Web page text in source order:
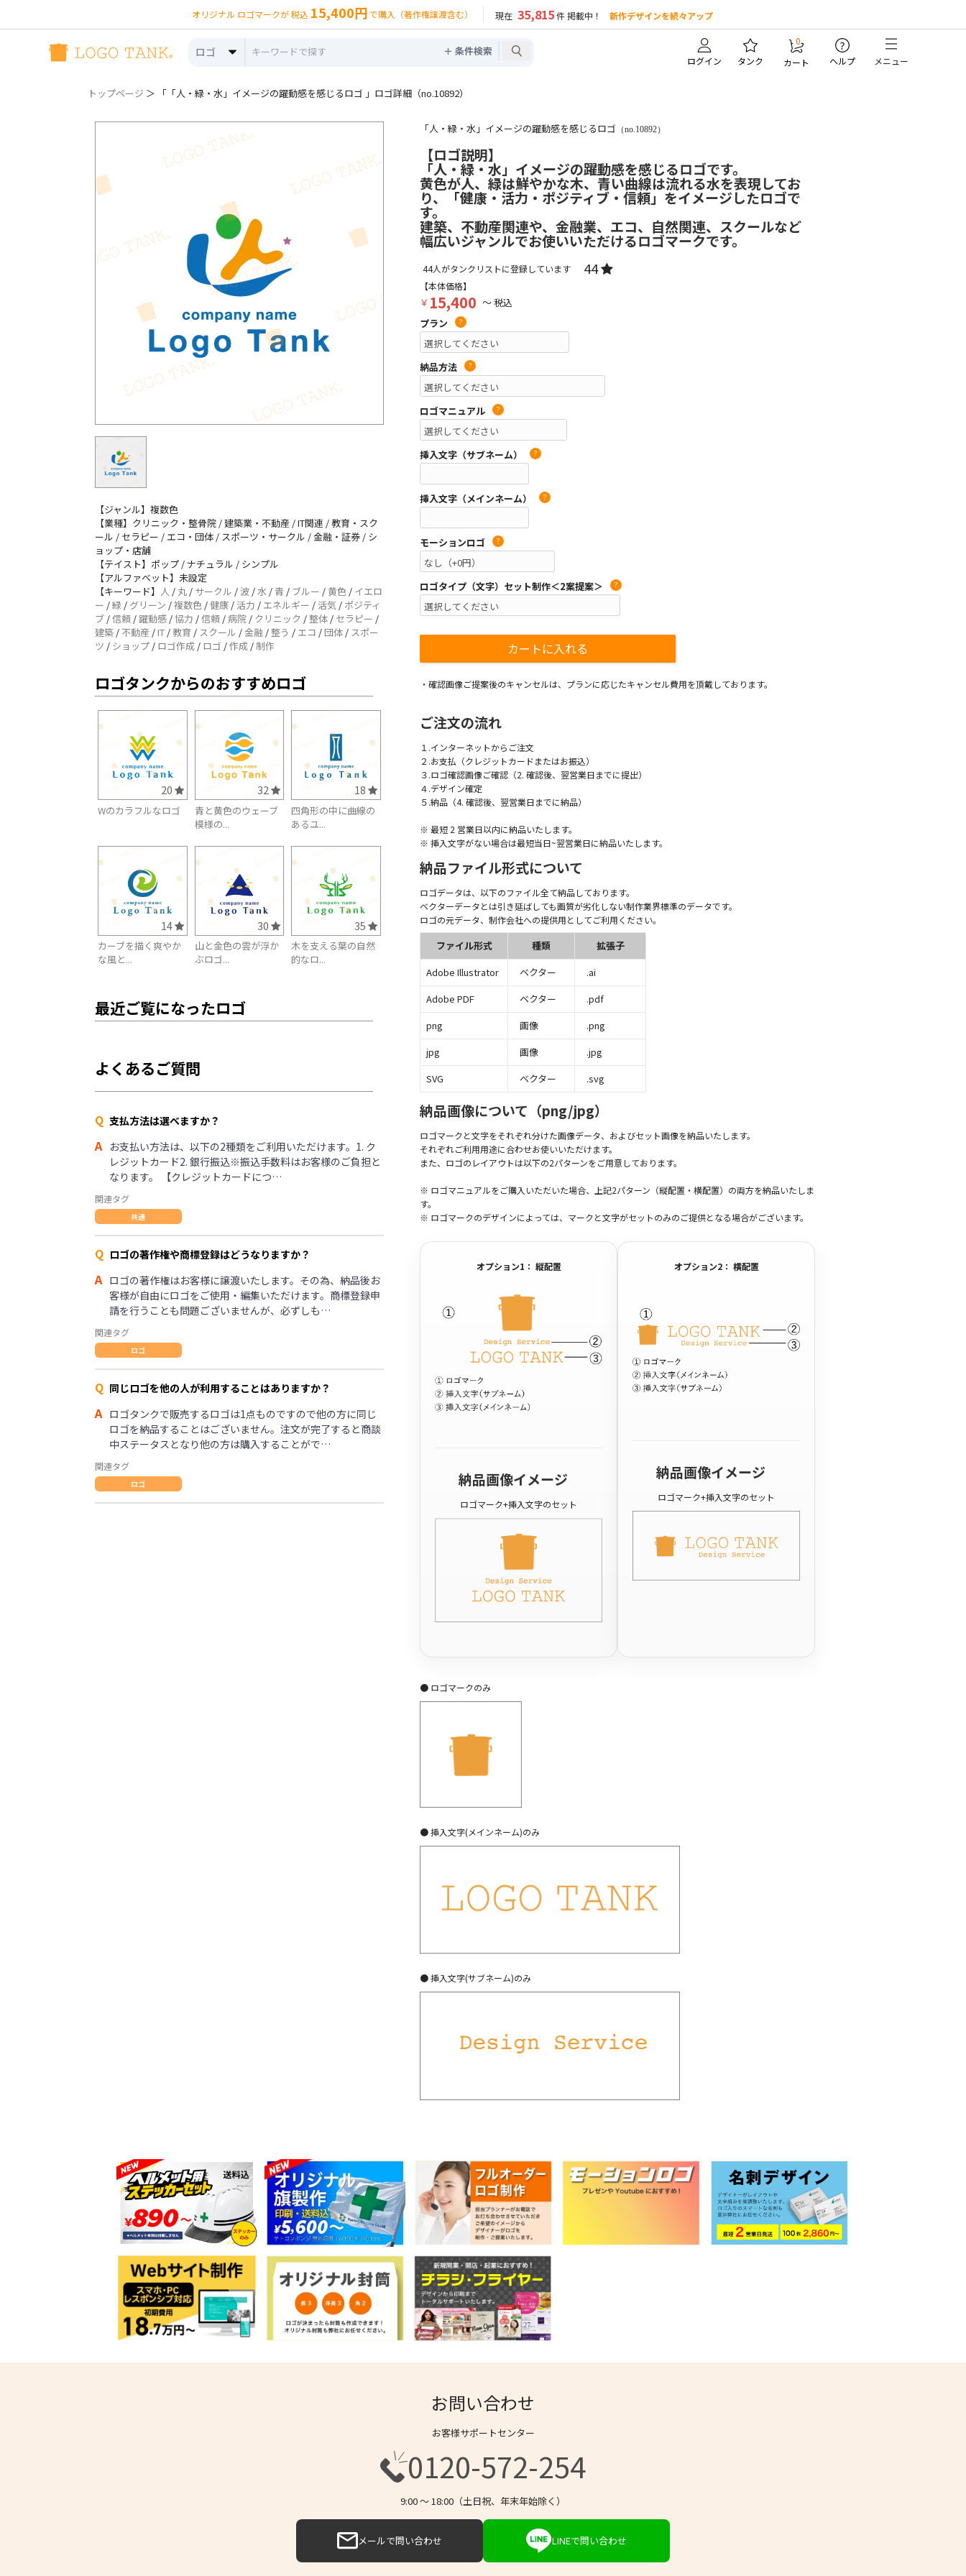
オリジナル ロゴマークが 税込 15,400円 で購入（著作権譲渡含む） 現在 35,815件 掲載中！ 新作デザインを続々アップ
ロゴ ＋ 条件検索
ログイン タンク
0
カート
?
ヘルプ メニュー
トップページ ＞ 「「人・緑・水」イメージの躍動感を感じるロゴ 」ロゴ詳細（no.10892）
【ジャンル】複数色
【業種】クリニック・整骨院 / 建築業・不動産 / IT関連 / 教育・スク
ール / セラピー / エコ・団体 / スポーツ・サークル / 金融・証券 / シ
ョップ・店舗
【テイスト】ポップ / ナチュラル / シンプル
【アルファベット】未設定
【キーワード】 人 / 丸 / サークル /波 /水 / 青 / ブルー /黄色 / イエロ
ー /緑 / グリーン /複数色 /健康 / 活力 / エネルギー / 活気 / ポジティ
ブ /信頼 / 躍動感 /協力 /信頼 /病院 / クリニック /整体 / セラピー /
建築 / 不動産 /IT / 教育 / スクール / 金融 /整う / エコ /団体 / スポー
ツ / ショップ / ロゴ作成 / ロゴ /作成 / 制作
ロゴタンクからのおすすめロゴ
20
Wのカラフルなロゴ
32
青と黄色のウェーブ
模様の...
18
四角形の中に曲線の
あるユ...
14
カーブを描く爽やか
な風と...
30
山と金色の雲が浮か
ぶロゴ...
35
木を支える葉の自然
的なロ...
最近ご覧になったロゴ
よくあるご質問
Q 支払方法は選べますか？
A お支払い方法は、以下の2種類をご利用いただけます。1. ク
レジットカード2. 銀行振込※振込手数料はお客様のご負担と
なります。 【クレジットカードにつ…
関連タグ
共通
Q ロゴの著作権や商標登録はどうなりますか？
A ロゴの著作権はお客様に譲渡いたします。その為、納品後お
客様が自由にロゴをご使用・編集いただけます。商標登録申
請を行うことも問題ございませんが、必ずしも…
関連タグ
ロゴ
Q 同じロゴを他の人が利用することはありますか？
A ロゴタンクで販売するロゴは1点ものですので他の方に同じ
ロゴを納品することはございません。注文が完了すると商談
中ステータスとなり他の方は購入することがで…
関連タグ
ロゴ
「人・緑・水」イメージの躍動感を感じるロゴ （no.10892）
【ロゴ説明】
「人・緑・水」イメージの躍動感を感じるロゴです。
黄色が人、緑は鮮やかな木、青い曲線は流れる水を表現してお
り、「健康・活力・ポジティブ・信頼」をイメージしたロゴで
す。
建築、不動産関連や、金融業、エコ、自然関連、スクールなど
幅広いジャンルでお使いいただけるロゴマークです。
44人がタンクリストに登録しています 44
【本体価格】
￥ 15,400 ～ 税込
プラン
?
納品方法 ?
ロゴマニュアル ?
挿入文字（サブネーム） ?
挿入文字（メインネーム） ?
モーションロゴ ?
ロゴタイプ（文字）セット制作＜2案提案＞ ?
・確認画像ご提案後のキャンセルは、プランに応じたキャンセル費用を頂戴しております。
ご注文の流れ
１.インターネットからご注文
２.お支払（クレジットカードまたはお振込）
３.ロゴ確認画像ご確認（2. 確認後、翌営業日までに提出）
４.デザイン確定
５.納品（4. 確認後、翌営業日までに納品）
※ 最短 2 営業日以内に納品いたします。
※ 挿入文字がない場合は最短当日~翌営業日に納品いたします。
納品ファイル形式について
ロゴデータは、以下のファイル全て納品しております。
ベクターデータとは引き延ばしても画質が劣化しない制作業界標準のデータです。
ロゴの元データ、制作会社への提供用としてご利用ください。
ファイル形式 種類
拡張子
Adobe Illustrator
ベクター
.ai
Adobe PDF
ベクター
.pdf
png
画像
.png
jpg
画像
.jpg
SVG
ベクター .svg
納品画像について（png/jpg）
ロゴマークと文字をそれぞれ分けた画像データ、およびセット画像を納品いたします。
それぞれご利用用途に合わせお使いいただけます。
また、ロゴのレイアウトは以下の2パターンをご用意しております。
※ ロゴマニュアルをご購入いただいた場合、上記2パターン（縦配置・横配置）の両方を納品いたしま
す。
※ ロゴマークのデザインによっては、マークと文字がセットのみのご提供となる場合がございます。
オプション1： 縦配置
納品画像イメージ
ロゴマーク+挿入文字のセット
オプション2： 横配置
納品画像イメージ
ロゴマーク+挿入文字のセット
● ロゴマークのみ
● 挿入文字(メインネーム)のみ
● 挿入文字(サブネーム)のみ
お問い合わせ
お客様サポートセンター
0120-572-254
9:00 〜 18:00（土日祝、年末年始除く）
メールで問い合わせ LINEで問い合わせ